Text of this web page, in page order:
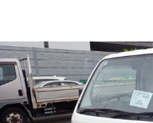
ト
ヨ
タ
ベ
ル